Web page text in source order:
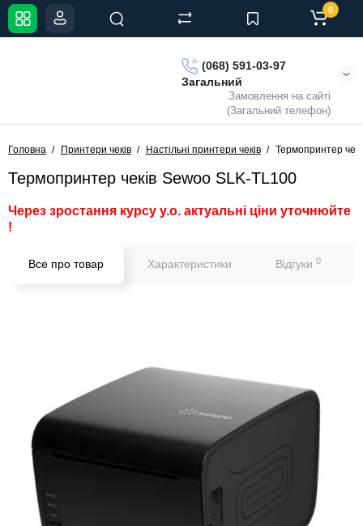
(068) 591-03-97
Загальний
Замовлення на сайті
(Загальний телефон)
0
Головна Принтери чеків Настільні принтери чеків Термопринтер
Термопринтер чеків Sewoo SLK-TL100
Через зростання курсу у.о. актуальні ціни уточнюйте
!
Все про товар Характеристики Відгуки 0